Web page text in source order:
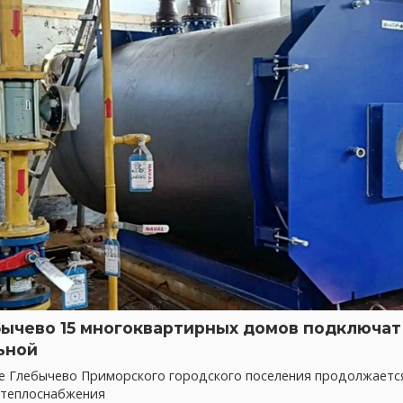
15 многоквартирных домов подключат
Глебычево Приморского городского поселения